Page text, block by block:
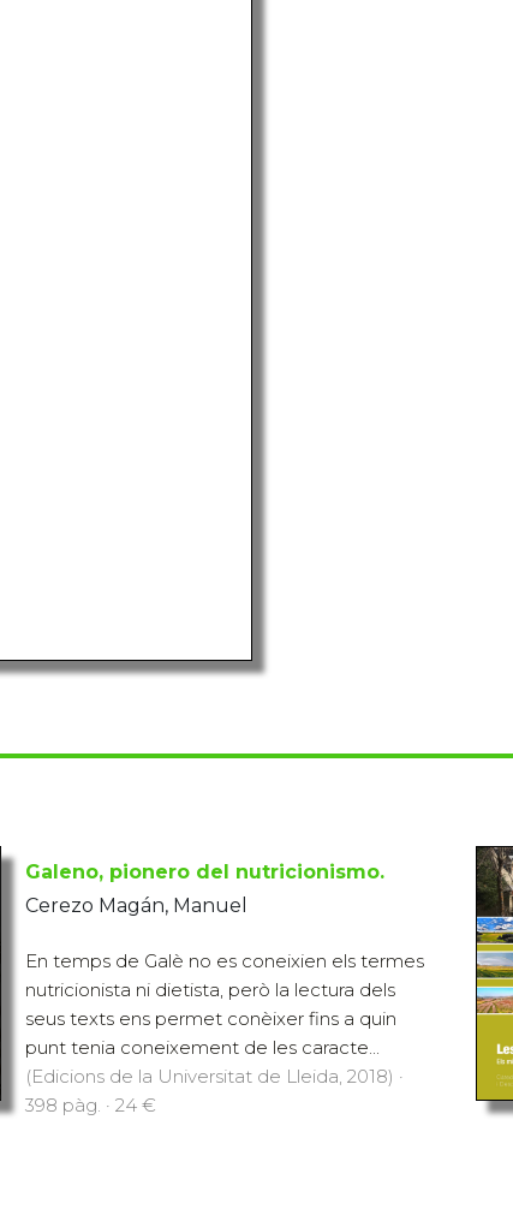
Galeno, pionero del nutricionismo.
Cerezo Magán, Manuel
En temps de Galè no es coneixien els termes
nutricionista ni dietista, però la lectura dels
seus texts ens permet conèixer fins a quin
punt tenia coneixement de les caracte...
(Edicions de la Universitat de Lleida, 2018) ·
398 pàg. · 24 €